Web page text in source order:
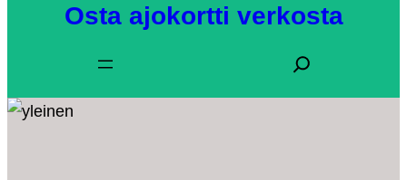
Osta ajokortti verkosta